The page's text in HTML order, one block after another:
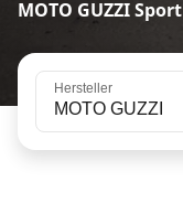
MOTO GUZZI
Hersteller
MOTO GUZZI